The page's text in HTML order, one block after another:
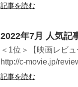
記事を読む
2022年7月 人気記
＜1位＞【映画レビ
http://c-movie.jp/
記事を読む